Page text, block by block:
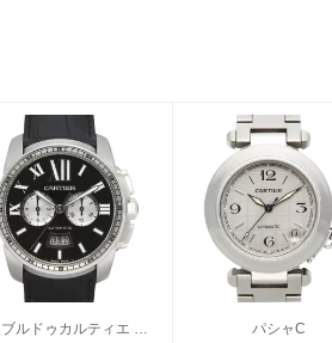
カリブルドゥカルティエ クロノグラフ
パシャC